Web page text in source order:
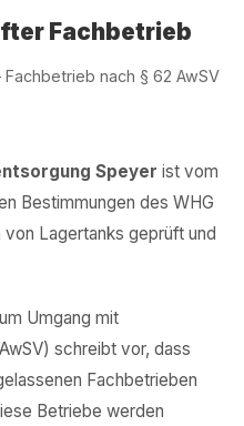
Fachbetrieb
nach § 62 AwSV
Speyer ist vom
Bestimmungen des WHG
von Lagertanks geprüft und
Umgang mit
schreibt vor, dass
Fachbetrieben
Betriebe werden